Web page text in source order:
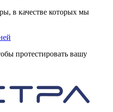
в качестве которых мы
протестировать вашу